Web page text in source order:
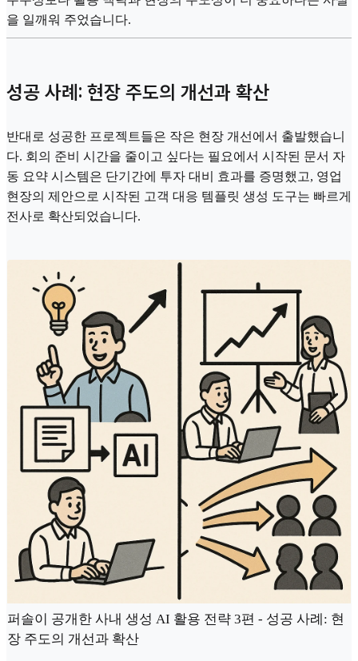
을 일깨워 주었습니다.
성공 사례: 현장 주도의 개선과 확산
반대로 성공한 프로젝트들은 작은 현장 개선에서 출발했습니
다. 회의 준비 시간을 줄이고 싶다는 필요에서 시작된 문서 자
동 요약 시스템은 단기간에 투자 대비 효과를 증명했고, 영업
현장의 제안으로 시작된 고객 대응 템플릿 생성 도구는 빠르게
전사로 확산되었습니다.
퍼솔이 공개한 사내 생성 AI 활용 전략 3편 - 성공 사례: 현
장 주도의 개선과 확산